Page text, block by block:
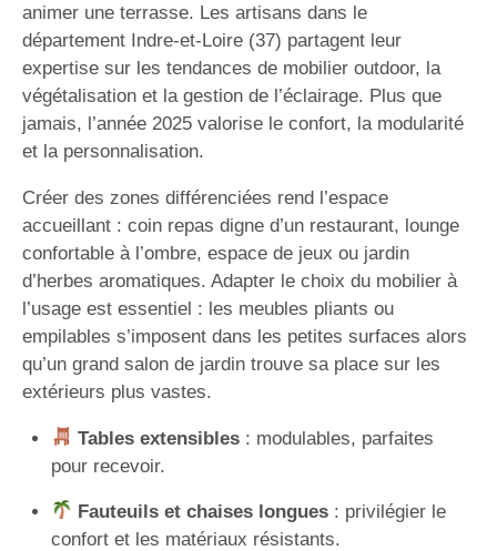
animer une terrasse. Les artisans dans le
département Indre-et-Loire (37) partagent leur
expertise sur les tendances de mobilier outdoor, la
végétalisation et la gestion de l’éclairage. Plus que
jamais, l’année 2025 valorise le confort, la modularité
et la personnalisation.
Créer des zones différenciées rend l’espace
accueillant : coin repas digne d’un restaurant, lounge
confortable à l’ombre, espace de jeux ou jardin
d’herbes aromatiques. Adapter le choix du mobilier à
l’usage est essentiel : les meubles pliants ou
empilables s’imposent dans les petites surfaces alors
qu’un grand salon de jardin trouve sa place sur les
extérieurs plus vastes.
Tables extensibles: modulables, parfaites
pour recevoir.
Fauteuils et chaises longues: privilégier le
confort et les matériaux résistants.